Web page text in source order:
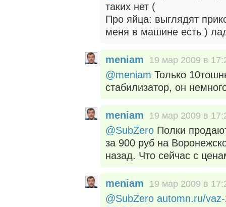
таких нет (
Про яйца: выглядят
меня в машине есть )
meniam 19 мар 2009 в
@meniam Только
стабилизатор, он
meniam 19 мар 2009 в
@SubZero Полки
за 900 руб на
назад. Что сейчас с
meniam 19 мар 2009 в
@SubZero automn.ru/